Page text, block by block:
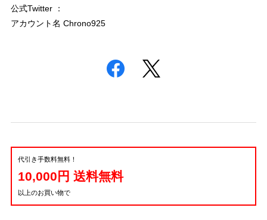
公式Twitter ：
アカウント名 Chrono925
代引き手数料無料！
10,000円 送料無料
以上のお買い物で